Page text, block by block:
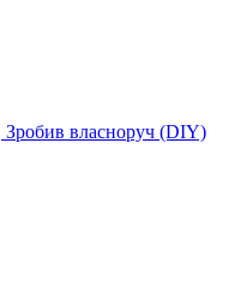
Зробив власноруч (DIY)